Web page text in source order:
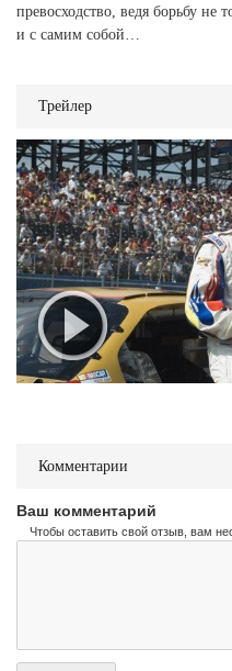
превосходство, ведя борьбу
и с самим собой…
Трейлер
Комментарии
Ваш комментарий
Чтобы оставить свой отзыв, вам